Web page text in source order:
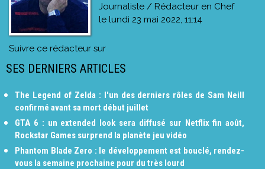
Journaliste / Rédacteur en Chef
le lundi 23 mai 2022, 11:14
Suivre ce rédacteur sur
SES DERNIERS ARTICLES
The Legend of Zelda : l'un des derniers rôles de Sam Neill
confirmé avant sa mort début juillet
GTA 6 : un extended look sera diffusé sur Netflix fin août,
Rockstar Games surprend la planète jeu vidéo
Phantom Blade Zero : le développement est bouclé, rendez-
vous la semaine prochaine pour du très lourd